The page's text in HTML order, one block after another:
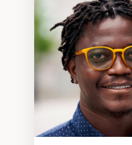
Trajectoires migratoires
Migrations forcées
Études des frontières;
des migrations
Politiques migratoires
Réfugiés
Demandeurs d’asile
Migrations irrégulières
Migrations temporaires
Migration et
Migration et